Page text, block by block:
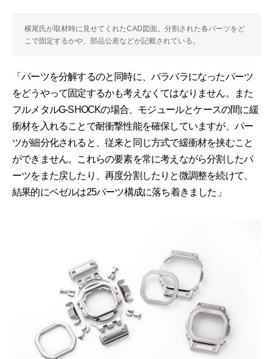
横尾氏が取材時に見せてくれたCAD図面。分割された各パーツをど
こで固定するかや、部品公差などが記載されている。
「パーツを分解するのと同時に、バラバラになったパーツ
をどうやって固定するかも考えなくてはなりません。また
フルメタルG-SHOCKの場合、モジュールとケースの間に緩
衝材を入れることで耐衝撃性能を確保していますが、パー
ツが細分化されると、従来と同じ方式で緩衝材を挟むこと
ができません。これらの要素を常に考えながら分割したパ
ーツをまた戻したり、再度分割したりと微調整を続けて、
結果的にベゼルは25パーツ構成に落ち着きました」